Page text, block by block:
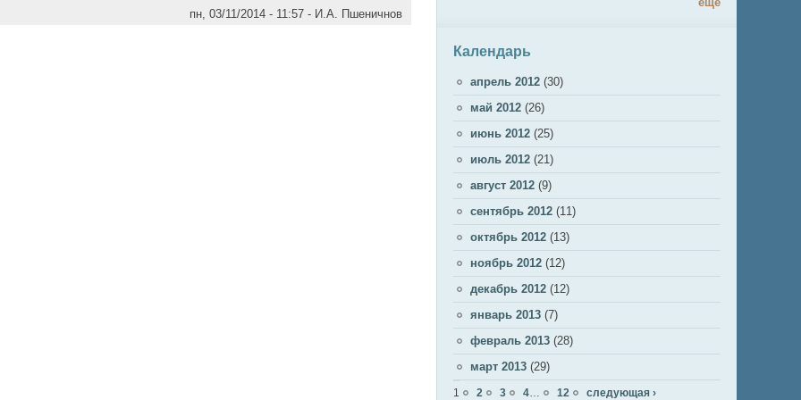
пн, 03/11/2014 - 11:57 - И.А. Пшеничнов
Календарь
апрель 2012 (30)
май 2012 (26)
июнь 2012 (25)
июль 2012 (21)
август 2012 (9)
сентябрь 2012 (11)
октябрь 2012 (13)
ноябрь 2012 (12)
декабрь 2012 (12)
январь 2013 (7)
февраль 2013 (28)
март 2013 (29)
Страницы
1 2 3 4 12 следующая ›